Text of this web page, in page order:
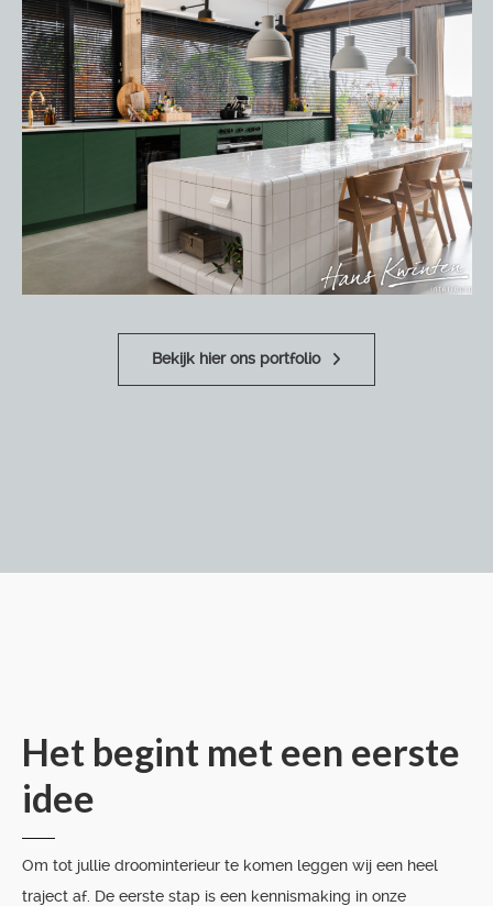
Bekijk hier ons portfolio
Het begint met een eerste
idee
Om tot jullie droominterieur te komen leggen wij een heel
traject af. De eerste stap is een kennismaking in onze